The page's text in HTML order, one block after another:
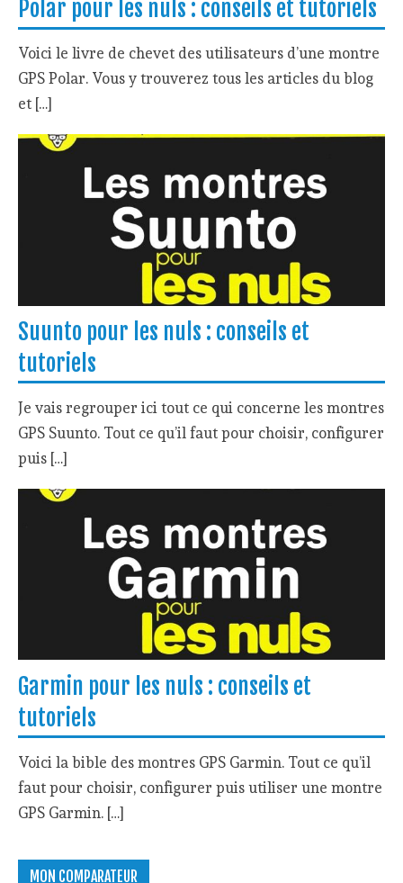
Polar pour les nuls : conseils et tutoriels
Voici le livre de chevet des utilisateurs d’une montre
GPS Polar. Vous y trouverez tous les articles du blog
et […]
Suunto pour les nuls : conseils et
tutoriels
Je vais regrouper ici tout ce qui concerne les montres
GPS Suunto. Tout ce qu’il faut pour choisir, configurer
puis […]
Garmin pour les nuls : conseils et
tutoriels
Voici la bible des montres GPS Garmin. Tout ce qu’il
faut pour choisir, configurer puis utiliser une montre
GPS Garmin. […]
MON COMPARATEUR